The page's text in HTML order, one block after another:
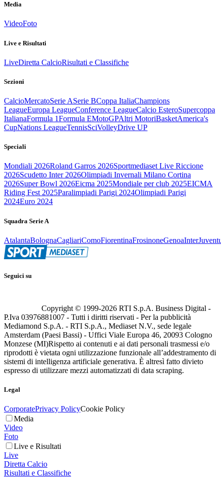
Media
VideoFoto
Live e Risultati
LiveDiretta CalcioRisultati e Classifiche
Sezioni
CalcioMercatoSerie ASerie BCoppa ItaliaChampions
LeagueEuropa LeagueConference LeagueCalcio EsteroSupercoppa
ItalianaFormula 1Formula EMotoGPAltri MotoriBasketAmerica's
CupNations LeagueTennisSciVolleyDrive UP
Speciali
Mondiali 2026Roland Garros 2026Sportmediaset Live Riccione
2026Scudetto Inter 2026Olimpiadi Invernali Milano Cortina
2026Super Bowl 2026Eicma 2025Mondiale per club 2025EICMA
Riding Fest 2025Paralimpiadi Parigi 2024Olimpiadi Parigi
2024Euro 2024
Squadra Serie A
AtalantaBolognaCagliariComoFiorentinaFrosinoneGenoaInter
Seguici su
Copyright © 1999-2026 RTI S.p.A. Business Digital -
P.Iva 03976881007 - Tutti i diritti riservati - Per la pubblicità
Mediamond S.p.A. - RTI S.p.A., Mediaset N.V., sede legale
Amsterdam (Paesi Bassi) - Uffici Viale Europa 46, 20093 Cologno
Monzese (MI)Rispetto ai contenuti e ai dati personali trasmessi e/o
riprodotti è vietata ogni utilizzazione funzionale all’addestramento di
sistemi di intelligenza artificiale generativa. È altresì fatto divieto
espresso di utilizzare mezzi automatizzati di data scraping.
Legal
CorporatePrivacy PolicyCookie Policy
Media
Video
Foto
Live e Risultati
Live
Diretta Calcio
Risultati e Classifiche